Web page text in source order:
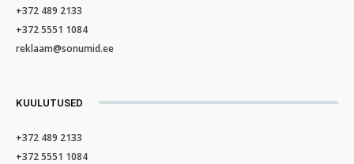
+372 489 2133
+372 5551 1084
reklaam@sonumid.ee
KUULUTUSED
+372 489 2133
+372 5551 1084